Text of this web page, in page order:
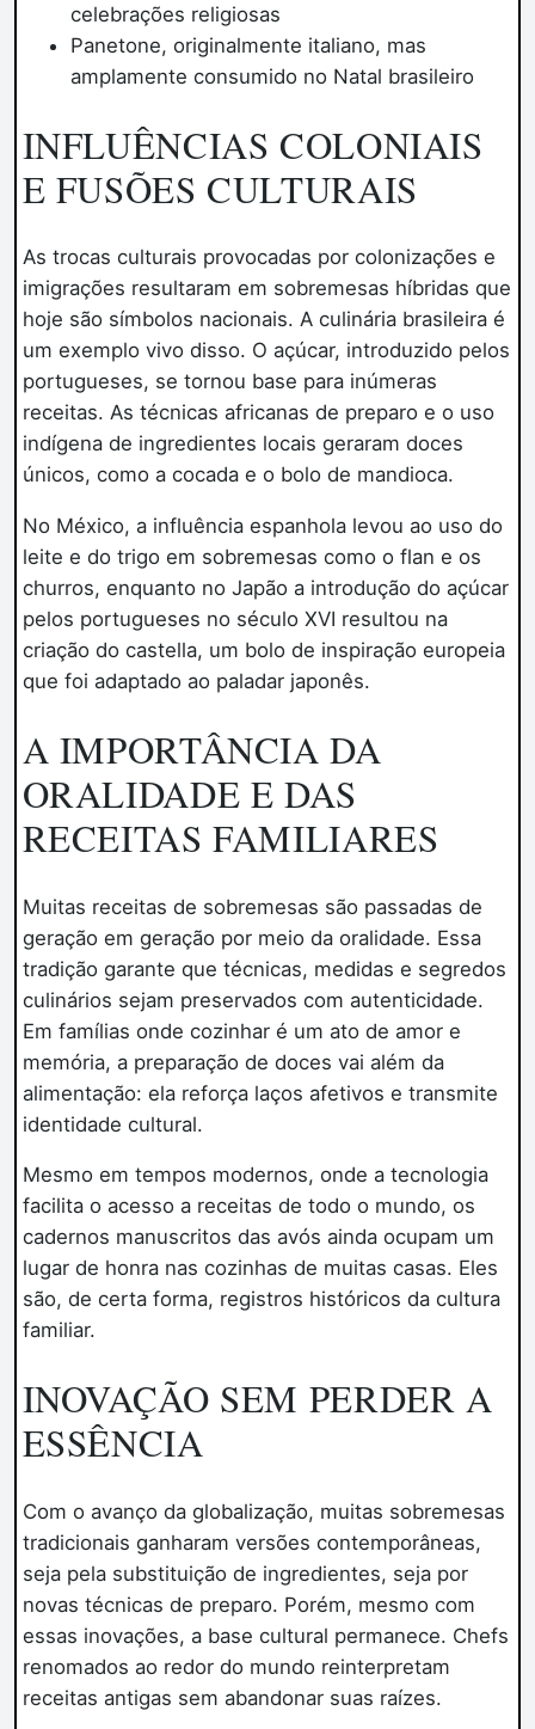
celebrações religiosas
Panetone, originalmente italiano, mas
amplamente consumido no Natal brasileiro
INFLUÊNCIAS COLONIAIS
E FUSÕES CULTURAIS
As trocas culturais provocadas por colonizações e
imigrações resultaram em sobremesas híbridas que
hoje são símbolos nacionais. A culinária brasileira é
um exemplo vivo disso. O açúcar, introduzido pelos
portugueses, se tornou base para inúmeras
receitas. As técnicas africanas de preparo e o uso
indígena de ingredientes locais geraram doces
únicos, como a cocada e o bolo de mandioca.
No México, a influência espanhola levou ao uso do
leite e do trigo em sobremesas como o flan e os
churros, enquanto no Japão a introdução do açúcar
pelos portugueses no século XVI resultou na
criação do castella, um bolo de inspiração europeia
que foi adaptado ao paladar japonês.
A IMPORTÂNCIA DA
ORALIDADE E DAS
RECEITAS FAMILIARES
Muitas receitas de sobremesas são passadas de
geração em geração por meio da oralidade. Essa
tradição garante que técnicas, medidas e segredos
culinários sejam preservados com autenticidade.
Em famílias onde cozinhar é um ato de amor e
memória, a preparação de doces vai além da
alimentação: ela reforça laços afetivos e transmite
identidade cultural.
Mesmo em tempos modernos, onde a tecnologia
facilita o acesso a receitas de todo o mundo, os
cadernos manuscritos das avós ainda ocupam um
lugar de honra nas cozinhas de muitas casas. Eles
são, de certa forma, registros históricos da cultura
familiar.
INOVAÇÃO SEM PERDER A
ESSÊNCIA
Com o avanço da globalização, muitas sobremesas
tradicionais ganharam versões contemporâneas,
seja pela substituição de ingredientes, seja por
novas técnicas de preparo. Porém, mesmo com
essas inovações, a base cultural permanece. Chefs
renomados ao redor do mundo reinterpretam
receitas antigas sem abandonar suas raízes.